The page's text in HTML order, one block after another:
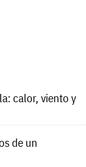
calor, viento y
de un